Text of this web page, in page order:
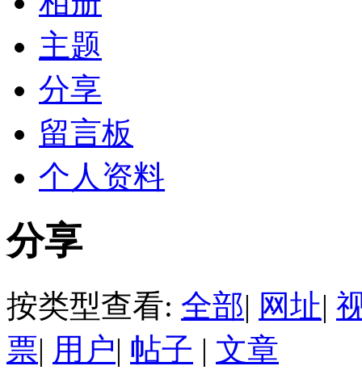
主题
分享
留言板
个人资料
分享
按类型查看: 全部| 网址|
票| 用户| 帖子 | 文章